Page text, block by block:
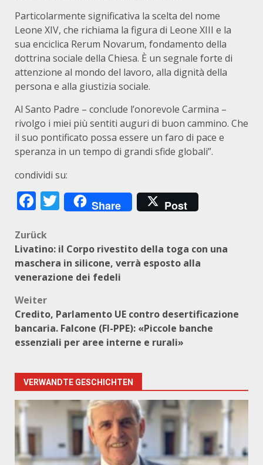
Particolarmente significativa la scelta del nome
Leone XIV, che richiama la figura di Leone XIII e la
sua enciclica Rerum Novarum, fondamento della
dottrina sociale della Chiesa. È un segnale forte di
attenzione al mondo del lavoro, alla dignità della
persona e alla giustizia sociale.
Al Santo Padre – conclude l’onorevole Carmina –
rivolgo i miei più sentiti auguri di buon cammino. Che
il suo pontificato possa essere un faro di pace e
speranza in un tempo di grandi sfide globali”.
condividi su:
Facebook
Twitter
Share Post
Beitragsnavigation
Zurück
Livatino: il Corpo rivestito della toga con una
maschera in silicone, verrà esposto alla
venerazione dei fedeli
Weiter
Credito, Parlamento UE contro desertificazione
bancaria. Falcone (FI-PPE): «Piccole banche
essenziali per aree interne e rurali»
VERWANDTE GESCHICHTEN